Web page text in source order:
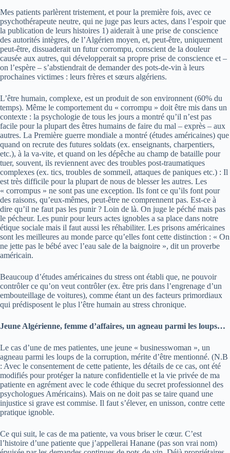
Mes patients parlèrent tristement, et pour la première fois, avec ce
psychothérapeute neutre, qui ne juge pas leurs actes, dans l’espoir que
la publication de leurs histoires 1) aiderait à une prise de conscience
des autorités intègres, de l’Algérien moyen, et, peut-être, uniquement
peut-être, dissuaderait un futur corrompu, conscient de la douleur
causée aux autres, qui développerait sa propre prise de conscience et –
on l’espère – s’abstiendrait de demander des pots-de-vin à leurs
prochaines victimes : leurs frères et sœurs algériens.
L’être humain, complexe, est un produit de son environnent (60% du
temps). Même le comportement du « corrompu » doit être mis dans un
contexte : la psychologie de tous les jours a montré qu’il n’est pas
facile pour la plupart des êtres humains de faire du mal – exprès – aux
autres. La Première guerre mondiale a montré (études américaines) que
quand on recrute des futures soldats (ex. enseignants, charpentiers,
etc.), à la va-vite, et quand on les dépêche au champ de bataille pour
tuer, souvent, ils reviennent avec des troubles post-traumatiques
complexes (ex. tics, troubles de sommeil, attaques de paniques etc.) : Il
est très difficile pour la plupart de nous de blesser les autres. Les
« corrompus » ne sont pas une exception. Ils font ce qu’ils font pour
des raisons, qu’eux-mêmes, peut-être ne comprennent pas. Est-ce à
dire qu’il ne faut pas les punir ? Loin de là. On juge le péché mais pas
le pécheur. Les punir pour leurs actes ignobles a sa place dans notre
étique sociale mais il faut aussi les réhabiliter. Les prisons américaines
sont les meilleures au monde parce qu’elles font cette distinction : « On
ne jette pas le bébé avec l’eau sale de la baignoire », dit un proverbe
américain.
Beaucoup d’études américaines du stress ont établi que, ne pouvoir
contrôler ce qu’on veut contrôler (ex. être pris dans l’engrenage d’un
embouteillage de voitures), comme étant un des facteurs primordiaux
qui prédisposent le plus l’être humain au stress chronique.
Jeune Algérienne, femme d’affaires, un agneau parmi les loups…
Le cas d’une de mes patientes, une jeune « businesswoman », un
agneau parmi les loups de la corruption, mérite d’être mentionné. (N.B
: Avec le consentement de cette patiente, les détails de ce cas, ont été
modifiés pour protéger la nature confidentielle et la vie privée de ma
patiente en agrément avec le code éthique du secret professionnel des
psychologues Américains). Mais on ne doit pas se taire quand une
injustice si grave est commise. Il faut s’élever, en unisson, contre cette
pratique ignoble.
Ce qui suit, le cas de ma patiente, va vous briser le cœur. C’est
l’histoire d’une patiente que j’appellerai Hanane (pas son vrai nom)